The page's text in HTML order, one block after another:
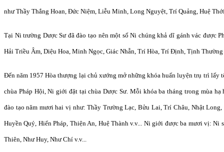
như Thầy Thắng Hoan, Đức Niệm, Liễu Minh, Long Nguyệt, Trí Quảng, Huệ
Tại Ni trường Dược Sư đã đào tạo nên một số Ni chúng khả dĩ gánh vác được
Hải Triều Âm, Diệu Hoa, Minh Ngọc, Giác Nhẫn, Trí Hòa, Trí Định, Tịnh Thường
Đến năm 1957 Hòa thượng lại chủ xướng mở những khóa huấn luyện trụ trì lấy
chùa Pháp Hội, Ni giới đặt tại chùa Dược Sư. Mỗi khóa ba tháng trong mùa hạ
đào tạo năm mươi hai vị như: Thầy Trường Lạc, Bửu Lai, Trí Châu, Nhật
Huyền Quý, Hiển Pháp, Thiện An, Huệ Thành v.v... Ni giới được ba mươi vị: Ni
Thiên, Như Huy, Như Chí v.v...